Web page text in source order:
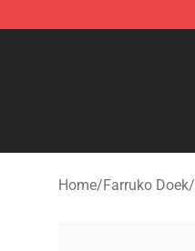
Home/Farruko Doek/